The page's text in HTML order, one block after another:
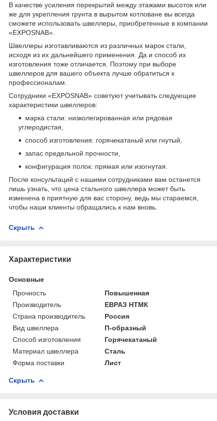
В качестве усиления перекрытий между этажами высоток или
же для укрепления грунта в вырытом котловане вы всегда
сможете использовать швеллеры, приобретенные в компании
«EXPOSNAB».
Швеллеры изготавливаются из различных марок стали,
исходя из их дальнейшего применения. Да и способ их
изготовления тоже отличается. Поэтому при выборе
швеллеров для вашего объекта лучше обратиться к
профессионалам.
Сотрудники «EXPOSNAB» советуют учитывать следующие
характеристики швеллеров:
марка стали: низколегированная или рядовая
углеродистая,
способ изготовления: горячекатаный или гнутый,
запас предельной прочности,
конфигурация полок: прямая или изогнутая.
После консультаций с нашими сотрудниками вам останется
лишь узнать, что цена стального швеллера может быть
изменена в приятную для вас сторону, ведь мы стараемся,
чтобы наши клиенты обращались к нам вновь.
Скрыть
Характеристики
Основные
Прочность
Повышенная
Производитель
ЕВРАЗ НТМК
Страна производитель
Россия
Вид швеллера
П-образный
Способ изготовления
Горячекатаный
Материал швеллера
Сталь
Форма поставки
Лист
Скрыть
Условия доставки